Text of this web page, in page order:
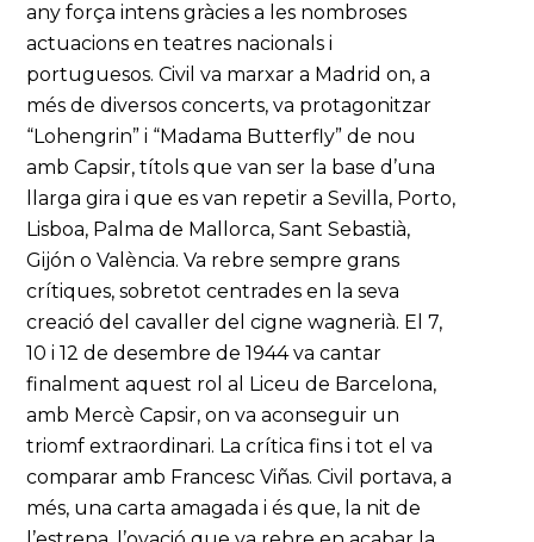
any força intens gràcies a les nombroses
actuacions en teatres nacionals i
portuguesos. Civil va marxar a Madrid on, a
més de diversos concerts, va protagonitzar
“Lohengrin” i “Madama Butterfly” de nou
amb Capsir, títols que van ser la base d’una
llarga gira i que es van repetir a Sevilla, Porto,
Lisboa, Palma de Mallorca, Sant Sebastià,
Gijón o València. Va rebre sempre grans
crítiques, sobretot centrades en la seva
creació del cavaller del cigne wagnerià. El 7,
10 i 12 de desembre de 1944 va cantar
finalment aquest rol al Liceu de Barcelona,
amb Mercè Capsir, on va aconseguir un
triomf extraordinari. La crítica fins i tot el va
comparar amb Francesc Viñas. Civil portava, a
més, una carta amagada i és que, la nit de